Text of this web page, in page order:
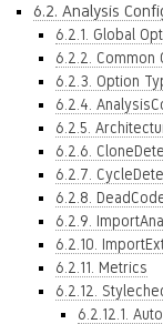
6.2. Analysis
6.2.1. Global
6.2.2. Common
6.2.3. Option
6.2.4.
6.2.5.
6.2.6.
6.2.7.
6.2.8.
6.2.9.
6.2.10.
6.2.11. Metrics
6.2.12.
6.2.12.1.